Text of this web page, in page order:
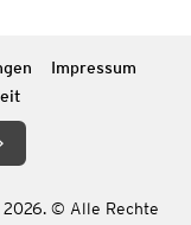
Impressum
2026. © Alle Rechte